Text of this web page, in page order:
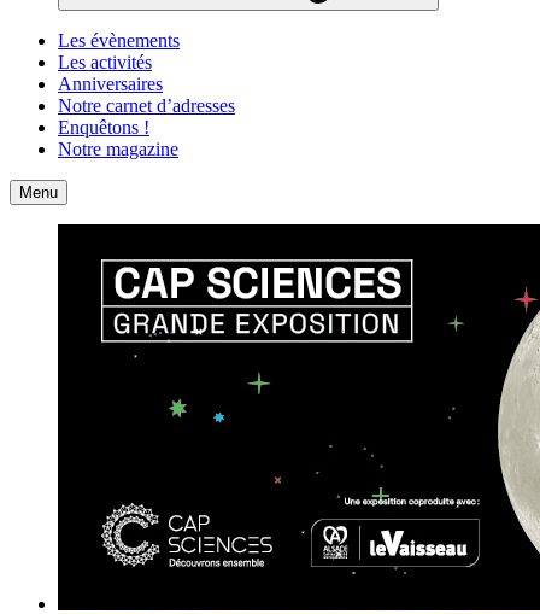
Les évènements
Les activités
Anniversaires
Notre carnet d’adresses
Enquêtons !
Notre magazine
Accueil
Menu Contact